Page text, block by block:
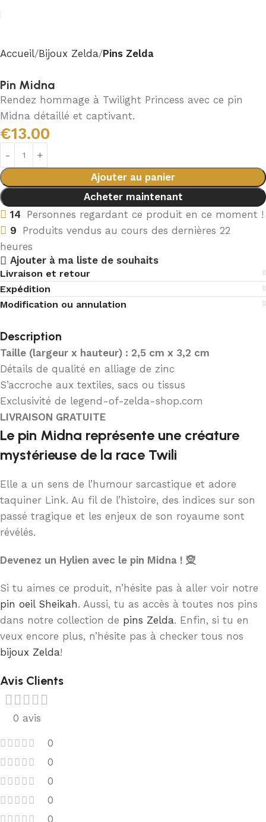
Accueil Bijoux Zelda Pins Zelda
Pin Midna
Rendez hommage à Twilight Princess avec ce pin
Midna détaillé et captivant.
€13.00
Ajouter au panier
Acheter maintenant
14 Personnes regardant ce produit en ce moment !
9 Produits vendus au cours des dernières 22
heures
Ajouter à ma liste de souhaits
Livraison et retour
Expédition
Modification ou annulation
Description
Taille (largeur x hauteur) : 2,5 cm x 3,2 cm
Détails de qualité en alliage de zinc
S’accroche aux textiles, sacs ou tissus
Exclusivité de legend-of-zelda-shop.com
LIVRAISON GRATUITE
Le pin Midna représente une créature
mystérieuse de la race Twili
Elle a un sens de l’humour sarcastique et adore
taquiner Link. Au fil de l’histoire, des indices sur son
passé tragique et les enjeux de son royaume sont
révélés.
Devenez un Hylien avec le pin Midna ! 🧝
Si tu aimes ce produit, n’hésite pas à aller voir notre
pin oeil Sheikah. Aussi, tu as accès à toutes nos pins
dans notre collection de pins Zelda. Enfin, si tu en
veux encore plus, n’hésite pas à checker tous nos
bijoux Zelda!
Avis Clients
0 avis
0
0
0
0
0